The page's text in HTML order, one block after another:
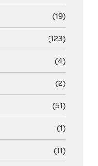
(19)
(123)
(4)
(2)
(51)
(1)
(11)